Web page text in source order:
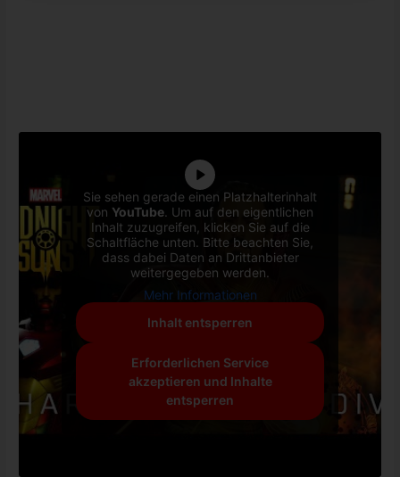
Sie sehen gerade einen Platzhalterinhalt
von YouTube. Um auf den eigentlichen
Inhalt zuzugreifen, klicken Sie auf die
Schaltfläche unten. Bitte beachten Sie,
dass dabei Daten an Drittanbieter
weitergegeben werden.
Mehr Informationen
Inhalt entsperren
Erforderlichen Service
akzeptieren und Inhalte
entsperren